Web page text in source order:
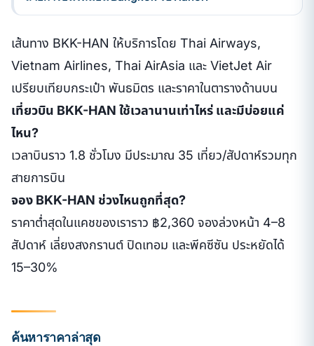
เส้นทาง BKK-HAN ให้บริการโดย Thai Airways,
Vietnam Airlines, Thai AirAsia และ VietJet Air
เปรียบเทียบกระเป๋า พันธมิตร และราคาในตารางด้านบน
เที่ยวบิน BKK-HAN ใช้เวลานานเท่าไหร่ และมีบ่อยแค่
ไหน?
เวลาบินราว 1.8 ชั่วโมง มีประมาณ 35 เที่ยว/สัปดาห์รวมทุก
สายการบิน
จอง BKK-HAN ช่วงไหนถูกที่สุด?
ราคาต่ำสุดในแคชของเราราว ฿2,360 จองล่วงหน้า 4–8
สัปดาห์ เลี่ยงสงกรานต์ ปิดเทอม และพีคซีซัน ประหยัดได้
15–30%
ค้นหาราคาล่าสุด